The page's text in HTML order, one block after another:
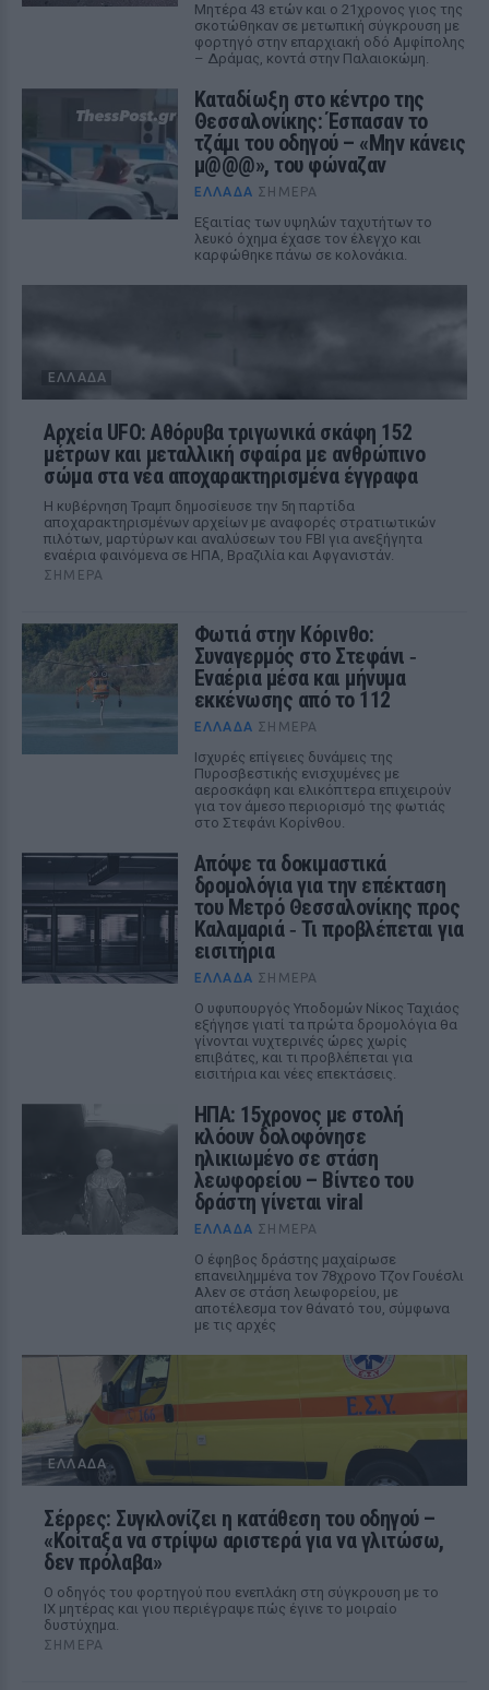
Μητέρα 43 ετών και ο 21χρονος γιος της
σκοτώθηκαν σε μετωπική σύγκρουση με
φορτηγό στην επαρχιακή οδό Αμφίπολης
– Δράμας, κοντά στην Παλαιοκώμη.
Καταδίωξη στο κέντρο της
Θεσσαλονίκης: Έσπασαν το
τζάμι του οδηγού – «Μην κάνεις
μ@@@», του φώναζαν
ΕΛΛΆΔΑ ΣΉΜΕΡΑ
Εξαιτίας των υψηλών ταχυτήτων το
λευκό όχημα έχασε τον έλεγχο και
καρφώθηκε πάνω σε κολονάκια.
ΕΛΛΆΔΑ
Αρχεία UFO: Αθόρυβα τριγωνικά σκάφη 152
μέτρων και μεταλλική σφαίρα με ανθρώπινο
σώμα στα νέα αποχαρακτηρισμένα έγγραφα
Η κυβέρνηση Τραμπ δημοσίευσε την 5η παρτίδα
αποχαρακτηρισμένων αρχείων με αναφορές στρατιωτικών
πιλότων, μαρτύρων και αναλύσεων του FBI για ανεξήγητα
εναέρια φαινόμενα σε ΗΠΑ, Βραζιλία και Αφγανιστάν.
ΣΉΜΕΡΑ
Φωτιά στην Κόρινθο:
Συναγερμός στο Στεφάνι ‑
Εναέρια μέσα και μήνυμα
εκκένωσης από το 112
ΕΛΛΆΔΑ ΣΉΜΕΡΑ
Ισχυρές επίγειες δυνάμεις της
Πυροσβεστικής ενισχυμένες με
αεροσκάφη και ελικόπτερα επιχειρούν
για τον άμεσο περιορισμό της φωτιάς
στο Στεφάνι Κορίνθου.
Απόψε τα δοκιμαστικά
δρομολόγια για την επέκταση
του Μετρό Θεσσαλονίκης προς
Καλαμαριά ‑ Τι προβλέπεται για
εισιτήρια
ΕΛΛΆΔΑ ΣΉΜΕΡΑ
Ο υφυπουργός Υποδομών Νίκος Ταχιάος
εξήγησε γιατί τα πρώτα δρομολόγια θα
γίνονται νυχτερινές ώρες χωρίς
επιβάτες, και τι προβλέπεται για
εισιτήρια και νέες επεκτάσεις.
ΗΠΑ: 15χρονος με στολή
κλόουν δολοφόνησε
ηλικιωμένο σε στάση
λεωφορείου – Βίντεο του
δράστη γίνεται viral
ΕΛΛΆΔΑ ΣΉΜΕΡΑ
Ο έφηβος δράστης μαχαίρωσε
επανειλημμένα τον 78χρονο Τζον Γουέσλι
Αλεν σε στάση λεωφορείου, με
αποτέλεσμα τον θάνατό του, σύμφωνα
με τις αρχές
ΕΛΛΆΔΑ
Σέρρες: Συγκλονίζει η κατάθεση του οδηγού –
«Κοίταξα να στρίψω αριστερά για να γλιτώσω,
δεν πρόλαβα»
Ο οδηγός του φορτηγού που ενεπλάκη στη σύγκρουση με το
ΙΧ μητέρας και γιου περιέγραψε πώς έγινε το μοιραίο
δυστύχημα.
ΣΉΜΕΡΑ